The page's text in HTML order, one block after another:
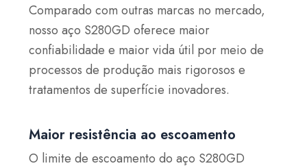
Comparado com outras marcas no mercado,
nosso aço S280GD oferece maior
confiabilidade e maior vida útil por meio de
processos de produção mais rigorosos e
tratamentos de superfície inovadores.
Maior resistência ao escoamento
O limite de escoamento do aço S280GD